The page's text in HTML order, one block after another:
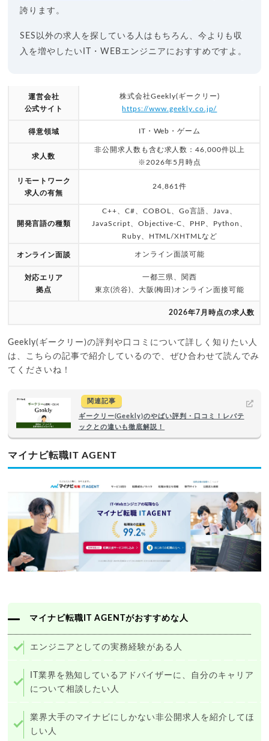
誇ります。
SES以外の求人を探している人はもちろん、今よりも収
入を増やしたいIT・WEBエンジニアにおすすめですよ。
運営会社
公式サイト
株式会社Geekly(ギークリー)
https://www.geekly.co.jp/
得意領域 IT・Web・ゲーム
求人数
非公開求人数も含む求人数：46,000件以上
※2026年5月時点
リモートワーク
求人の有無
24,861件
開発言語の種類
C++、C#、COBOL、Go言語、Java、
JavaScript、Objective-C、PHP、Python、
Ruby、HTML/XHTMLなど
オンライン面談 オンライン面談可能
対応エリア
拠点
一都三県、関西
東京(渋谷)、大阪(梅田)オンライン面接可能
2026年7月時点の求人数
Geekly(ギークリー)の評判や口コミについて詳しく知りたい人
は、こちらの記事で紹介しているので、ぜひ合わせて読んでみ
てくださいね！
関連記事
ギークリー(Geekly)のやばい評判・口コミ！レバテ
ックとの違いも徹底解説！
マイナビ転職IT AGENT
マイナビ転職IT AGENTがおすすめな人
エンジニアとしての実務経験がある人
IT業界を熟知しているアドバイザーに、自分のキャリア
について相談したい人
業界大手のマイナビにしかない非公開求人を紹介してほ
しい人